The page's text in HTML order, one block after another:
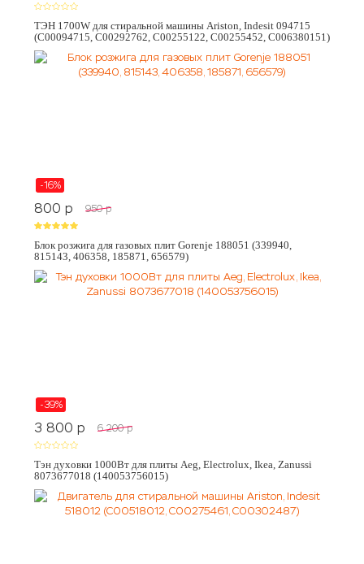
ТЭН 1700W для стиральной машины Ariston, Indesit 094715
(C00094715, C00292762, C00255122, C00255452, C006380151)
-16%
800 p 950 p
Блок розжига для газовых плит Gorenje 188051 (339940,
815143, 406358, 185871, 656579)
-39%
3 800 p 6 200 p
Тэн духовки 1000Вт для плиты Aeg, Electrolux, Ikea, Zanussi
8073677018 (140053756015)